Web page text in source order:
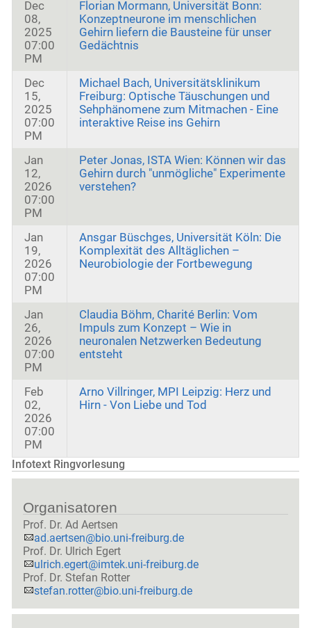
Dec
08,
2025
07:00
PM
Florian Mormann, Universität Bonn:
Konzeptneurone im menschlichen
Gehirn liefern die Bausteine für unser
Gedächtnis
Dec
15,
2025
07:00
PM
Michael Bach, Universitätsklinikum
Freiburg: Optische Täuschungen und
Sehphänomene zum Mitmachen - Eine
interaktive Reise ins Gehirn
Jan
12,
2026
07:00
PM
Peter Jonas, ISTA Wien: Können wir das
Gehirn durch "unmögliche" Experimente
verstehen?
Jan
19,
2026
07:00
PM
Ansgar Büschges, Universität Köln: Die
Komplexität des Alltäglichen –
Neurobiologie der Fortbewegung
Jan
26,
2026
07:00
PM
Claudia Böhm, Charité Berlin: Vom
Impuls zum Konzept – Wie in
neuronalen Netzwerken Bedeutung
entsteht
Feb
02,
2026
07:00
PM
Arno Villringer, MPI Leipzig: Herz und
Hirn - Von Liebe und Tod
Infotext Ringvorlesung
Organisatoren
Prof. Dr. Ad Aertsen
ad.aertsen@bio.uni-freiburg.de
Prof. Dr. Ulrich Egert
ulrich.egert@imtek.uni-freiburg.de
Prof. Dr. Stefan Rotter
stefan.rotter@bio.uni-freiburg.de